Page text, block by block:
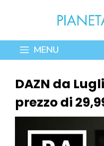
contenuto
MENU
DAZN da
prezzo di